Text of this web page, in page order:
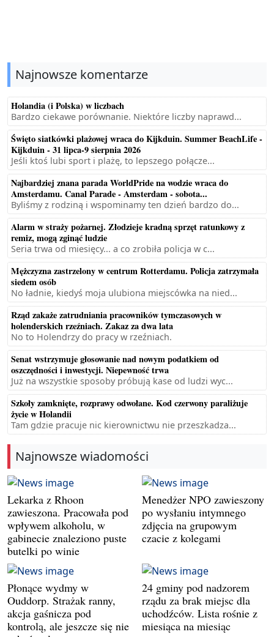
Najnowsze komentarze
Holandia (i Polska) w liczbach
Bardzo ciekawe porównanie. Niektóre liczby naprawd...
Święto siatkówki plażowej wraca do Kijkduin. Summer BeachLife -
Kijkduin - 31 lipca-9 sierpnia 2026
Jeśli ktoś lubi sport i plażę, to lepszego połącze...
Najbardziej znana parada WorldPride na wodzie wraca do
Amsterdamu. Canal Parade - Amsterdam - sobota...
Byliśmy z rodziną i wspominamy ten dzień bardzo do...
Alarm w straży pożarnej. Złodzieje kradną sprzęt ratunkowy z
remiz, mogą zginąć ludzie
Seria trwa od miesięcy... a co zrobiła policja w c...
Mężczyzna zastrzelony w centrum Rotterdamu. Policja zatrzymała
siedem osób
No ładnie, kiedyś moja ulubiona miejscówka na nied...
Rząd zakaże zatrudniania pracowników tymczasowych w
holenderskich rzeźniach. Zakaz za dwa lata
No to Holendrzy do pracy w rzeźniach.
Senat wstrzymuje głosowanie nad nowym podatkiem od
oszczędności i inwestycji. Niepewność trwa
Już na wszystkie sposoby próbują kase od ludzi wyc...
Szkoły zamknięte, rozprawy odwołane. Kod czerwony paraliżuje
życie w Holandii
Tam gdzie pracuje nic kierownictwu nie przeszkadza...
Najnowsze wiadomości
Lekarka z Rhoon
zawieszona. Pracowała pod
wpływem alkoholu, w
gabinecie znaleziono puste
butelki po winie
Menedżer NPO zawieszony
po wysłaniu intymnego
zdjęcia na grupowym
czacie z kolegami
Płonące wydmy w
Ouddorp. Strażak ranny,
akcja gaśnicza pod
kontrolą, ale jeszcze się nie
24 gminy pod nadzorem
rządu za brak miejsc dla
uchodźców. Lista rośnie z
miesiąca na miesiąc